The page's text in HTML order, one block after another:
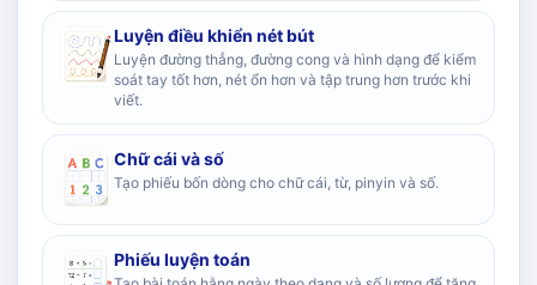
Luyện điều khiển nét bút
Luyện đường thẳng, đường cong và hình dạng để kiểm
soát tay tốt hơn, nét ổn hơn và tập trung hơn trước khi
viết.
Chữ cái và số
Tạo phiếu bốn dòng cho chữ cái, từ, pinyin và số.
Phiếu luyện toán